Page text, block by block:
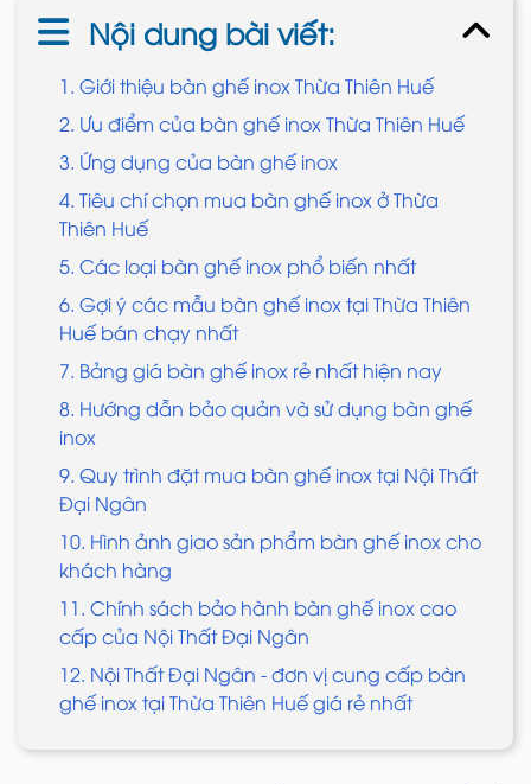
Nội dung bài viết:
1. Giới thiệu bàn ghế inox Thừa Thiên Huế
2. Ưu điểm của bàn ghế inox Thừa Thiên Huế
3. Ứng dụng của bàn ghế inox
4. Tiêu chí chọn mua bàn ghế inox ở Thừa
Thiên Huế
5. Các loại bàn ghế inox phổ biến nhất
6. Gợi ý các mẫu bàn ghế inox tại Thừa Thiên
Huế bán chạy nhất
7. Bảng giá bàn ghế inox rẻ nhất hiện nay
8. Hướng dẫn bảo quản và sử dụng bàn ghế
inox
9. Quy trình đặt mua bàn ghế inox tại Nội Thất
Đại Ngân
10. Hình ảnh giao sản phẩm bàn ghế inox cho
khách hàng
11. Chính sách bảo hành bàn ghế inox cao
cấp của Nội Thất Đại Ngân
12. Nội Thất Đại Ngân - đơn vị cung cấp bàn
ghế inox tại Thừa Thiên Huế giá rẻ nhất